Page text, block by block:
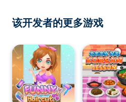
该开发者的更多游戏